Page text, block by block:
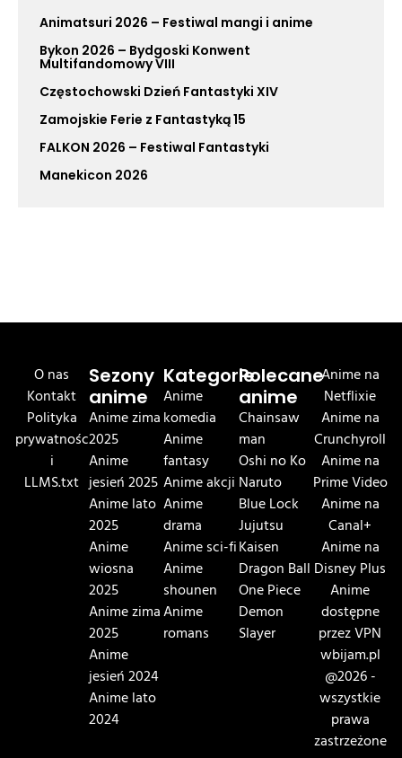
Animatsuri 2026 – Festiwal mangi i anime
Bykon 2026 – Bydgoski Konwent
Multifandomowy VIII
Częstochowski Dzień Fantastyki XIV
Zamojskie Ferie z Fantastyką 15
FALKON 2026 – Festiwal Fantastyki
Manekicon 2026
O nas
Kontakt
Polityka
prywatnośc
i
LLMS.txt
Sezony
anime
Anime zima
2025
Anime
jesień 2025
Anime lato
2025
Anime
wiosna
2025
Anime zima
2025
Anime
jesień 2024
Anime lato
2024
Kategorie
Anime
komedia
Anime
fantasy
Anime akcji
Anime
drama
Anime sci-fi
Anime
shounen
Anime
romans
Polecane
anime
Chainsaw
man
Oshi no Ko
Naruto
Blue Lock
Jujutsu
Kaisen
Dragon Ball
One Piece
Demon
Slayer
Anime na
Netflixie
Anime na
Crunchyroll
Anime na
Prime Video
Anime na
Canal+
Anime na
Disney Plus
Anime
dostępne
przez VPN
wbijam.pl
@2026 -
wszystkie
prawa
zastrzeżone